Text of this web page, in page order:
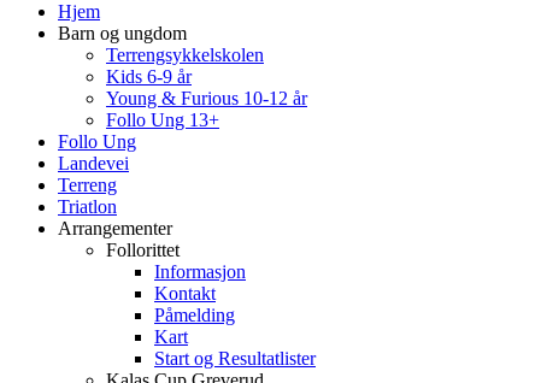
Hjem
Barn og ungdom
Terrengsykkelskolen
Kids 6-9 år
Young & Furious 10-12 år
Follo Ung 13+
Follo Ung
Landevei
Terreng
Triatlon
Arrangementer
Follorittet
Informasjon
Kontakt
Påmelding
Kart
Start og Resultatlister